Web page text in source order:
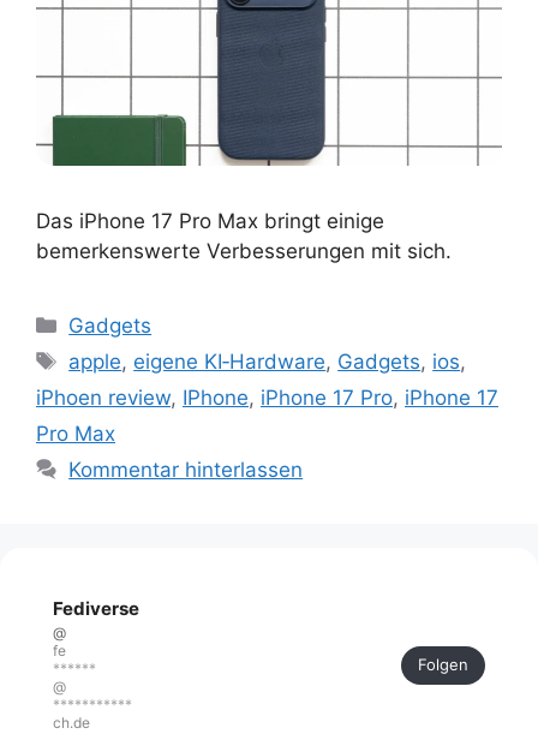
Das iPhone 17 Pro Max bringt einige
bemerkenswerte Verbesserungen mit sich.
Kategorien
Gadgets
Schlagwörter
apple, eigene KI‑Hardware, Gadgets, ios,
iPhoen review, IPhone, iPhone 17 Pro, iPhone 17
Pro Max
Kommentar hinterlassen
Fediverse
@
fe
******
@
***********
ch.de
Folgen